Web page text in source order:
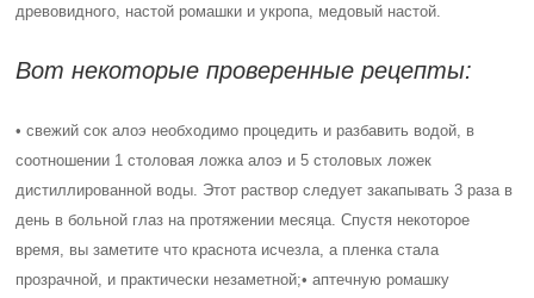
древовидного, настой ромашки и укропа, медовый настой.
Вот некоторые проверенные рецепты:
• свежий сок алоэ необходимо процедить и разбавить водой, в
соотношении 1 столовая ложка алоэ и 5 столовых ложек
дистиллированной воды. Этот раствор следует закапывать 3 раза в
день в больной глаз на протяжении месяца. Спустя некоторое
время, вы заметите что краснота исчезла, а пленка стала
прозрачной, и практически незаметной;• аптечную ромашку